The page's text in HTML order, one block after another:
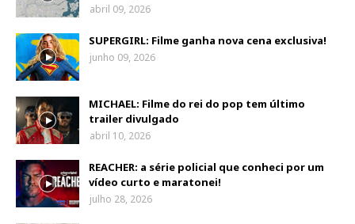
abril 09, 2026
SUPERGIRL: Filme ganha nova cena exclusiva!
junho 09, 2026
MICHAEL: Filme do rei do pop tem último
trailer divulgado
abril 10, 2026
REACHER: a série policial que conheci por um
vídeo curto e maratonei!
julho 28, 2026